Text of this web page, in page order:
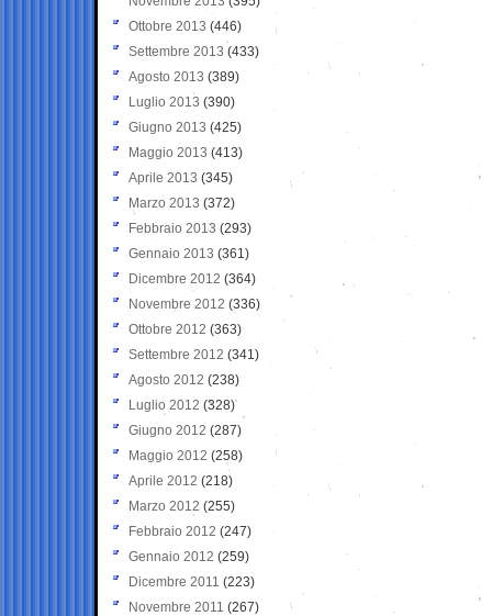
Ottobre 2013 (446)
Settembre 2013 (433)
Agosto 2013 (389)
Luglio 2013 (390)
Giugno 2013 (425)
Maggio 2013 (413)
Aprile 2013 (345)
Marzo 2013 (372)
Febbraio 2013 (293)
Gennaio 2013 (361)
Dicembre 2012 (364)
Novembre 2012 (336)
Ottobre 2012 (363)
Settembre 2012 (341)
Agosto 2012 (238)
Luglio 2012 (328)
Giugno 2012 (287)
Maggio 2012 (258)
Aprile 2012 (218)
Marzo 2012 (255)
Febbraio 2012 (247)
Gennaio 2012 (259)
Dicembre 2011 (223)
Novembre 2011 (267)